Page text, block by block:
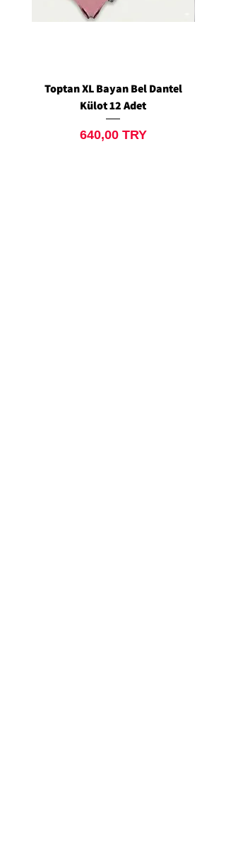
Toptan XL Bayan Bel Dantel
Külot 12 Adet
Preis
640,00 TRY